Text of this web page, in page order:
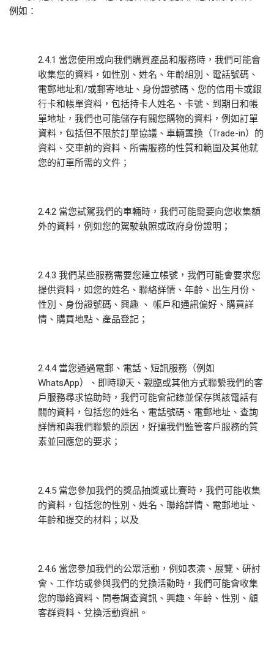
例如：
2.4.1 當您使用或向我們購買產品和服務時，我們可能會
收集您的資料，如性別、姓名、年齡組別、電話號碼、
電郵地址和/或郵寄地址、身份證號碼、您的信用卡或銀
行卡和帳單資料，包括持卡人姓名、卡號、到期日和帳
單地址，我們也可能儲存有關您購物的資料，例如訂單
資料，包括但不限於訂單協議、車輛置換（Trade-in）的
資料、交車前的資料、所需服務的性質和範圍及其他就
您的訂單所需的文件；
2.4.2 當您試駕我們的車輛時，我們可能需要向您收集額
外的資料，例如您的駕駛執照或政府身份證明；
2.4.3 我們某些服務需要您建立帳號，我們可能會要求您
提供資料，如您的姓名、聯絡詳情、年齡、出生月份、
性別、身份證號碼、興趣 、 帳戶和通訊偏好、購買詳
情、購買地點、產品登記；
2.4.4 當您通過電郵、電話、短訊服務（例如
WhatsApp）、即時聊天、親臨或其他方式聯繫我們的客
戶服務尋求協助時，我們可能會記錄並保存與該電話有
關的資料，包括您的姓名、電話號碼、電郵地址、查詢
詳情和與我們聯繫的原因，好讓我們監管客戶服務的質
素並回應您的要求；
2.4.5 當您參加我們的獎品抽獎或比賽時，我們可能收集
的資料，包括您的性別、姓名、聯絡詳情、電郵地址、
年齡和提交的材料；以及
2.4.6 當您參加我們的公眾活動，例如表演、展覽、研討
會、工作坊或參與我們的兌換活動時，我們可能會收集
您的聯絡資料、問卷調查資訊、興趣、年齡、性別、顧
客群資料、兌換活動資訊。